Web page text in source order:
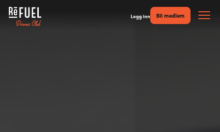
Logg inn Bli medlem